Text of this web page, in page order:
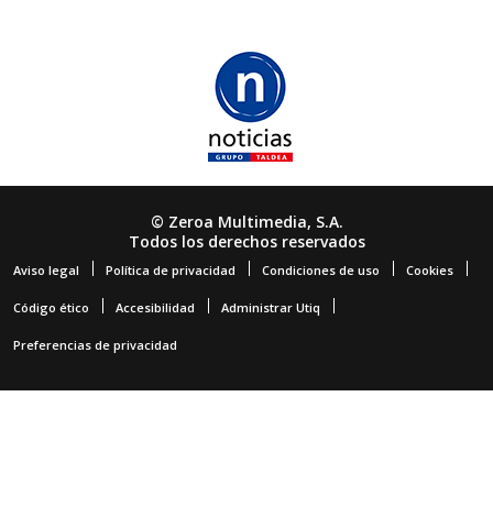
© Zeroa Multimedia, S.A.
Todos los derechos reservados
Aviso legal Política de privacidad Condiciones de uso Cookies
Código ético Accesibilidad Administrar Utiq
Preferencias de privacidad